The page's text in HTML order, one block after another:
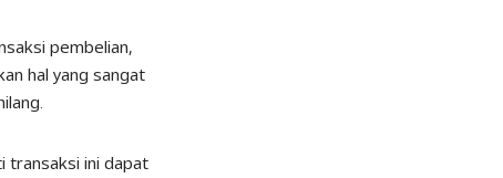
pembelian,
hal yang sangat
transaksi ini dapat